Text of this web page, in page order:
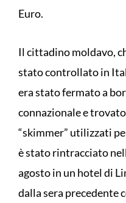
Euro.
Il cittadino moldavo,
stato controllato in
era stato fermato a
connazionale e
“skimmer” utilizzati
è stato rintracciato
agosto in un hotel di
dalla sera precedente